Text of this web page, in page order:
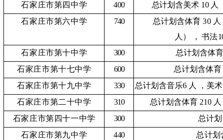
石家庄市第四中学 400 总计划含美术10 人
石家庄市第六中学
740 总计划含体育 30 人
人 ） ， 书法
石家庄市第十中学
300
总计划含体
石家庄市第十七中学
600 总计划含体育
石家庄市第十九中学
330 总计划含音乐6 人 ，美术
石家庄市第二十中学
310 总计划含体育 210 人
石家庄市第四十一中学
300
总计
石家庄市第九中学
440
总计划